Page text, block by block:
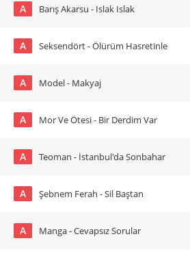
A Barış Akarsu - Islak Islak
A Seksendört - Ölürüm Hasretinle
A Model - Makyaj
A Mor Ve Ötesi - Bir Derdim Var
A Teoman - İstanbul'da Sonbahar
A Şebnem Ferah - Sil Baştan
A Manga - Cevapsız Sorular